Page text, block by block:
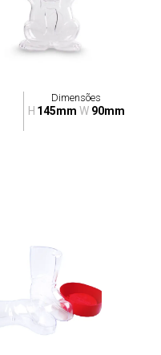
Dimensões
H 145mm W 90mm